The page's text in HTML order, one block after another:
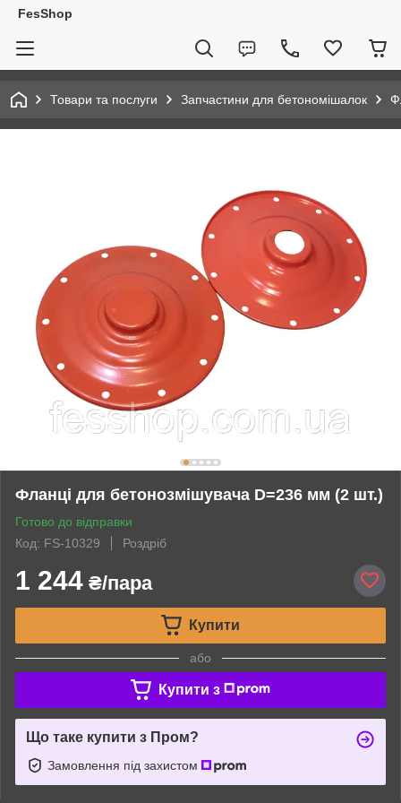
FesShop
Товари та послуги Запчастини для бетономішалок
Фланці для бетонозмішувача D=236 мм (2 шт.)
Готово до відправки
Код: FS-10329
Роздріб
1 244 ₴/пара
Купити
або
Купити з
Що таке купити з Пром?
Замовлення під захистом